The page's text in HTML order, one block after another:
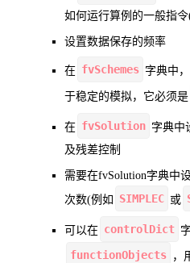
如何运行算例的一般指
设置数据保存的频率
在 fvSchemes 字典中
于稳定的模拟，它必须是
在 fvSolution 字典中
及残差控制
需要在fvSolution字典中
次数(例如
SIMPLEC 或
可以在 controlDict
functionObjects ，